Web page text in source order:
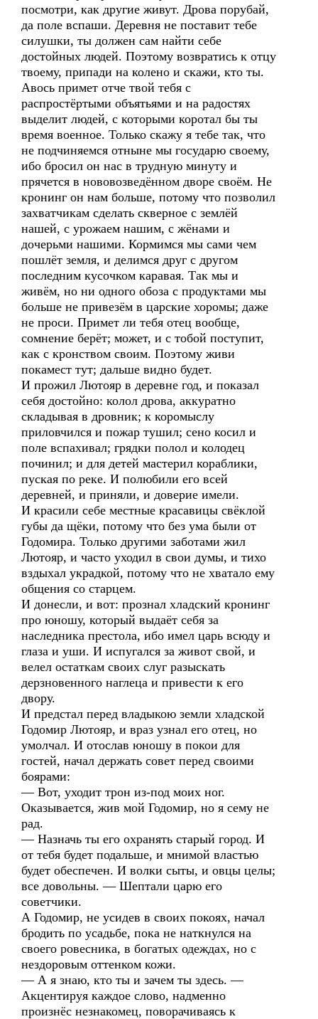
посмотри, как другие живут. Дрова порубай,
да поле вспаши. Деревня не поставит тебе
силушки, ты должен сам найти себе
достойных людей. Поэтому возвратись к отцу
твоему, припади на колено и скажи, кто ты.
Авось примет отче твой тебя с
распростёртыми объятьями и на радостях
выделит людей, с которыми коротал бы ты
время военное. Только скажу я тебе так, что
не подчиняемся отныне мы государю своему,
ибо бросил он нас в трудную минуту и
прячется в нововозведённом дворе своём. Не
кронинг он нам больше, потому что позволил
захватчикам сделать скверное с землёй
нашей, с урожаем нашим, с жёнами и
дочерьми нашими. Кормимся мы сами чем
пошлёт земля, и делимся друг с другом
последним кусочком каравая. Так мы и
живём, но ни одного обоза с продуктами мы
больше не привезём в царские хоромы; даже
не проси. Примет ли тебя отец вообще,
сомнение берёт; может, и с тобой поступит,
как с кронством своим. Поэтому живи
покамест тут; дальше видно будет.
И прожил Лютояр в деревне год, и показал
себя достойно: колол дрова, аккуратно
складывая в дровник; к коромыслу
приловчился и пожар тушил; сено косил и
поле вспахивал; грядки полол и колодец
починил; и для детей мастерил кораблики,
пуская по реке. И полюбили его всей
деревней, и приняли, и доверие имели.
И красили себе местные красавицы свёклой
губы да щёки, потому что без ума были от
Годомира. Только другими заботами жил
Лютояр, и часто уходил в свои думы, и тихо
вздыхал украдкой, потому что не хватало ему
общения со старцем.
И донесли, и вот: прознал хладский кронинг
про юношу, который выдаёт себя за
наследника престола, ибо имел царь всюду и
глаза и уши. И испугался за живот свой, и
велел остаткам своих слуг разыскать
дерзновенного наглеца и привести к его
двору.
И предстал перед владыкою земли хладской
Годомир Лютояр, и враз узнал его отец, но
умолчал. И отослав юношу в покои для
гостей, начал держать совет перед своими
боярами:
— Вот, уходит трон из-под моих ног.
Оказывается, жив мой Годомир, но я сему не
рад.
— Назначь ты его охранять старый город. И
от тебя будет подальше, и мнимой властью
будет обеспечен. И волки сыты, и овцы целы;
все довольны. — Шептали царю его
советчики.
А Годомир, не усидев в своих покоях, начал
бродить по усадьбе, пока не наткнулся на
своего ровесника, в богатых одеждах, но с
нездоровым оттенком кожи.
— А я знаю, кто ты и зачем ты здесь. —
Акцентируя каждое слово, надменно
произнёс незнакомец, поворачиваясь к